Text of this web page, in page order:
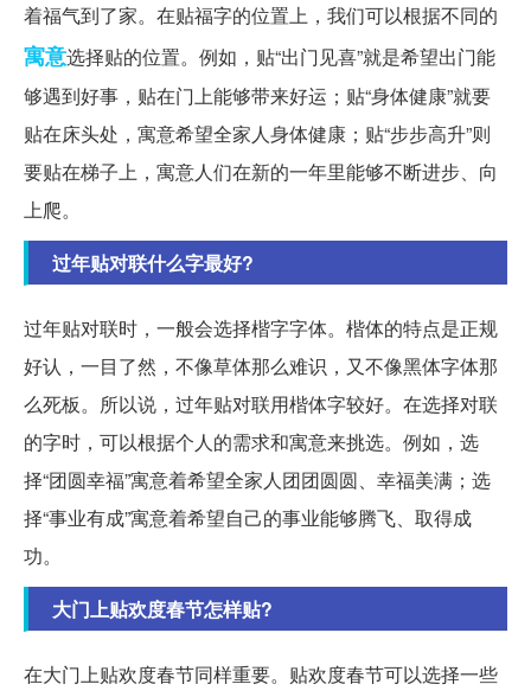
着福气到了家。在贴福字的位置上，我们可以根据不同的
寓意选择贴的位置。例如，贴“出门见喜”就是希望出门能
够遇到好事，贴在门上能够带来好运；贴“身体健康”就要
贴在床头处，寓意希望全家人身体健康；贴“步步高升”则
要贴在梯子上，寓意人们在新的一年里能够不断进步、向
上爬。
过年贴对联什么字最好?
过年贴对联时，一般会选择楷字字体。楷体的特点是正规
好认，一目了然，不像草体那么难识，又不像黑体字体那
么死板。所以说，过年贴对联用楷体字较好。在选择对联
的字时，可以根据个人的需求和寓意来挑选。例如，选
择“团圆幸福”寓意着希望全家人团团圆圆、幸福美满；选
择“事业有成”寓意着希望自己的事业能够腾飞、取得成
功。
大门上贴欢度春节怎样贴?
在大门上贴欢度春节同样重要。贴欢度春节可以选择一些